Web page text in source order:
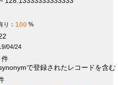
り： 100 %
04/24
件
で登録されたレコードを含む